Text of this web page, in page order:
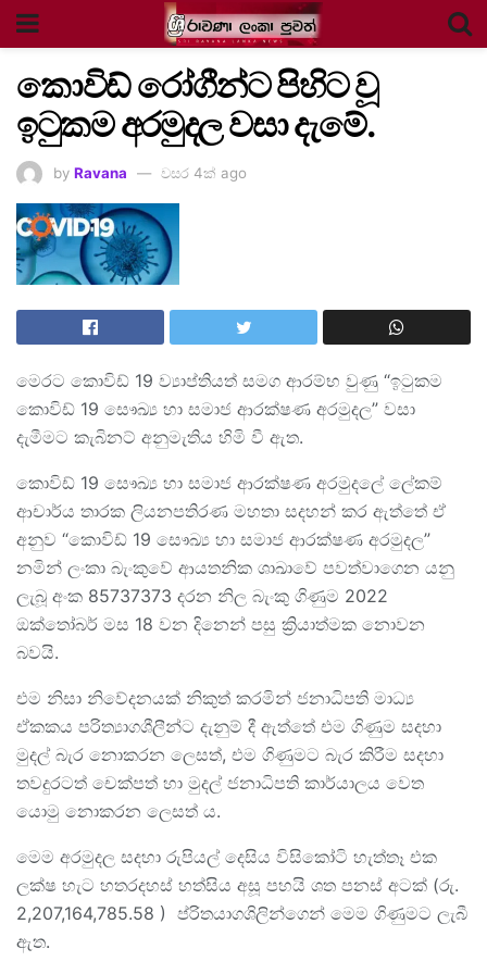
කොවිඩ් රෝගීන්ට පිහිට වූ
ඉටුකම අරමුදල වසා දැමේ.
by Ravana වසර 4ක් ago
මෙරට කොවිඩ් 19 ව්‍යාප්තියත් සමග ආරම්භ වුණු “ඉටුකම
කොවිඩ් 19 සෞඛ්‍ය හා සමාජ ආරක්ෂණ අරමුදල” වසා
දැමීමට කැබිනට් අනුමැතිය හිමි වී ඇත.
කොවිඩ් 19 සෞඛ්‍ය හා සමාජ ආරක්ෂණ අරමුදලේ ලේකම්
ආචාර්ය තාරක ලියනපතිරණ මහතා සදහන් කර ඇත්තේ ඒ
අනුව “කොවිඩ් 19 සෞඛ්‍ය හා සමාජ ආරක්ෂණ අරමුදල”
නමින් ලංකා බැංකුවේ ආයතනික ශාඛාවේ පවත්වාගෙන යනු
ලැබූ අංක 85737373 දරන නිල බැංකු ගිණුම 2022
ඔක්තෝබර් මස 18 වන දිනෙන් පසු ක්‍රියාත්මක නොවන
බවයි.
එම නිසා නිවේදනයක් නිකුත් කරමින් ජනාධිපති මාධ්‍ය
ඒකකය පරිත්‍යාගශීලීන්ට දැනුම් දී ඇත්තේ එම ගිණුම සදහා
මුදල් බැර නොකරන ලෙසත්, එම ගිණුමට බැර කිරීම සදහා
තවදුරටත් චෙක්පත් හා මුදල් ජනාධිපති කාර්යාලය වෙත
යොමු නොකරන ලෙසත් ය.
මෙම අරමුදල සදහා රුපියල් දෙසිය විසිකෝටි හැත්තෑ එක
ලක්ෂ හැට හතරදහස් හත්සිය අසූ පහයි ශත පනස් අටක් (රු.
2,207,164,785.58 ) ප්රිතයාගශිලින්ගෙන් මෙම ගිණුමට ලැබී
ඇත.